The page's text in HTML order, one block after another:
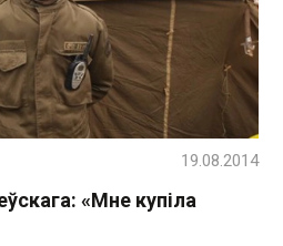
«Мне купіла
19.08.2014